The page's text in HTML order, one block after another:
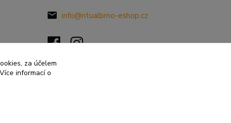
info@ritualbrno-eshop.cz
za účelem
informací o